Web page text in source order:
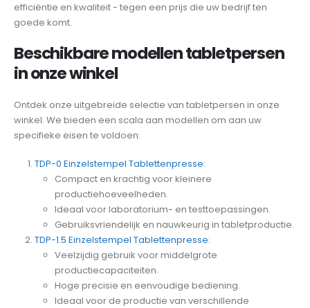
efficiëntie en kwaliteit - tegen een prijs die uw bedrijf ten
goede komt.
Beschikbare modellen tabletpersen
in onze winkel
Ontdek onze uitgebreide selectie van tabletpersen in onze
winkel. We bieden een scala aan modellen om aan uw
specifieke eisen te voldoen:
TDP-0 Einzelstempel Tablettenpresse:
Compact en krachtig voor kleinere
productiehoeveelheden.
Ideaal voor laboratorium- en testtoepassingen.
Gebruiksvriendelijk en nauwkeurig in tabletproductie.
TDP-1.5 Einzelstempel Tablettenpresse:
Veelzijdig gebruik voor middelgrote
productiecapaciteiten.
Hoge precisie en eenvoudige bediening.
Ideaal voor de productie van verschillende